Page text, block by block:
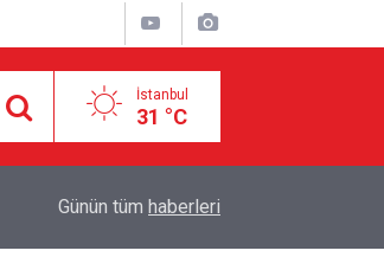
İstanbul
31 °C
Açıkça dillendirdiler: Dünya nüfusu yarıya
Günün tüm haberleri